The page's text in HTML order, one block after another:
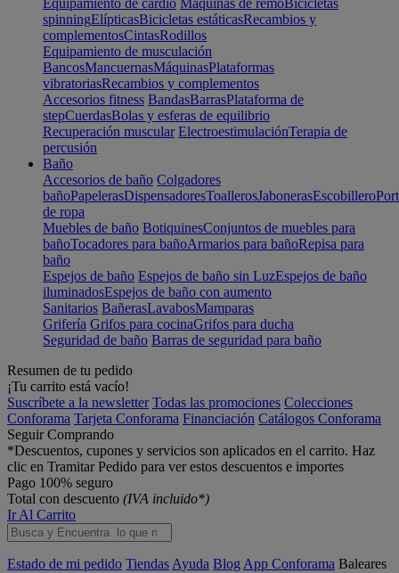
Equipamiento de cardio Máquinas de remoBicicletas
spinningElípticasBicicletas estáticasRecambios y
complementosCintasRodillos
Equipamiento de musculación
BancosMancuernasMáquinasPlataformas
vibratoriasRecambios y complementos
Accesorios fitness BandasBarrasPlataforma de
stepCuerdasBolas y esferas de equilibrio
Recuperación muscular ElectroestimulaciónTerapia de
percusión
Baño
Accesorios de baño Colgadores
bañoPapelerasDispensadoresToallerosJabonerasEscobillero
de ropa
Muebles de baño BotiquinesConjuntos de muebles para
bañoTocadores para bañoArmarios para bañoRepisa para
baño
Espejos de baño Espejos de baño sin LuzEspejos de baño
iluminadosEspejos de baño con aumento
Sanitarios BañerasLavabosMamparas
Grifería Grifos para cocinaGrifos para ducha
Seguridad de baño Barras de seguridad para baño
Resumen de tu pedido
¡Tu carrito está vacío!
Suscríbete a la newsletter Todas las promociones Colecciones
Conforama Tarjeta Conforama Financiación Catálogos Conforama
Seguir Comprando
*Descuentos, cupones y servicios son aplicados en el carrito. Haz
clic en Tramitar Pedido para ver estos descuentos e importes
Pago 100% seguro
Total con descuento (IVA incluido*)
Ir Al Carrito
Estado de mi pedido Tiendas Ayuda Blog App Conforama Baleares